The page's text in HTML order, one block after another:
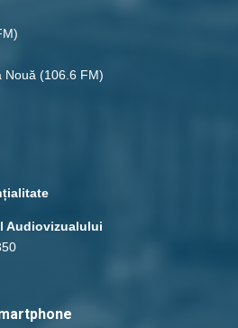
Nouă (106.6 FM)
Audiovizualului